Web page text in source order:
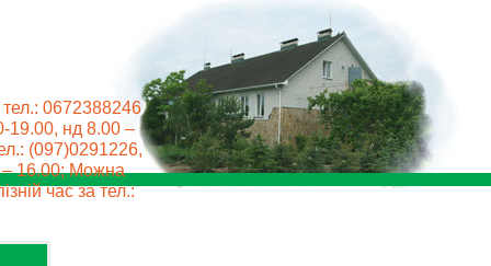
0672388246
19.00, нд 8.00 –
(097)0291226,
– 16.00; Можна
час за тел.: